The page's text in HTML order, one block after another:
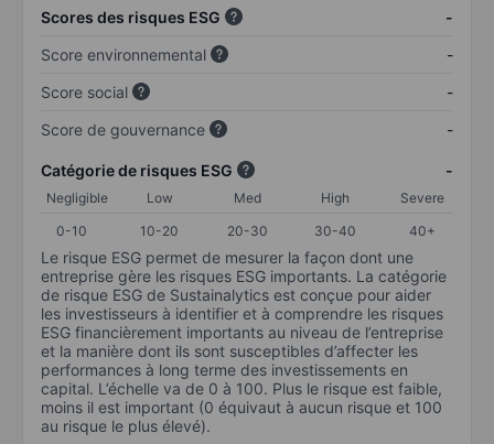
Scores des risques ESG
-
Score environnemental
-
Score social
-
Score de gouvernance
-
Catégorie de risques ESG -
Negligible Low Med High
Severe
0-10
10-20 20-30 30-40 40+
Le risque ESG permet de mesurer la façon dont une
entreprise gère les risques ESG importants. La catégorie
de risque ESG de Sustainalytics est conçue pour aider
les investisseurs à identifier et à comprendre les risques
ESG financièrement importants au niveau de l’entreprise
et la manière dont ils sont susceptibles d’affecter les
performances à long terme des investissements en
capital. L’échelle va de 0 à 100. Plus le risque est faible,
moins il est important (0 équivaut à aucun risque et 100
au risque le plus élevé).